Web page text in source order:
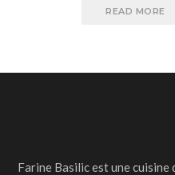
READ MORE
Farine Basilic est une